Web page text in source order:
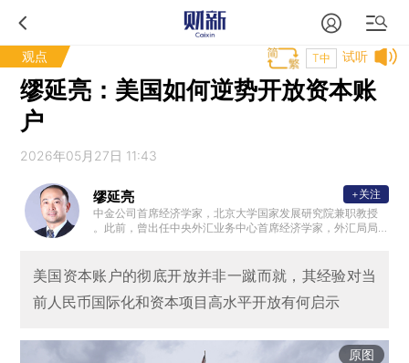
观点 试听
T中
缪延亮：美国如何逆势开放资本账
户
2026年05月27日 11:43
缪延亮
中金公司首席经济学家，北京大学国家发展研究院兼职教授
。此前，曾出任中央外汇业务中心首席经济学家，外汇局局
。
+关注
美国资本账户的彻底开放并非一蹴而就，其经验对当
前人民币国际化和资本项目高水平开放有何启示
原图